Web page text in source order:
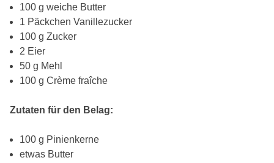
100 g weiche Butter
1 Päckchen Vanillezucker
100 g Zucker
2 Eier
50 g Mehl
100 g Crème fraîche
Zutaten für den Belag:
100 g Pinienkerne
etwas Butter